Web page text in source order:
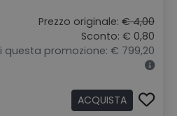
Prezzo originale: € 4,00
Sconto: € 0,80
questa promozione: € 799,20
ACQUISTA